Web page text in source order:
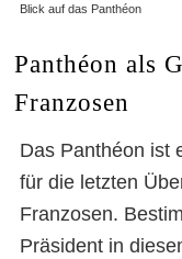
Blick auf das Panthéon
Panthéon als
Franzosen
Das Panthéon ist
für die letzten
Franzosen.
Präsident in